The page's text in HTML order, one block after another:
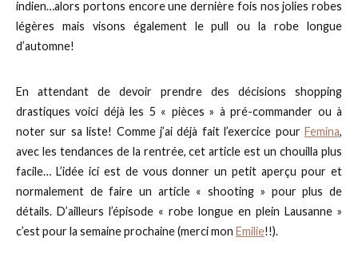
indien…alors portons encore une dernière fois nos jolies robes
légères mais visons également le pull ou la robe longue
d’automne!
En attendant de devoir prendre des décisions shopping
drastiques voici déjà les 5 « pièces » à pré-commander ou à
noter sur sa liste! Comme j’ai déjà fait l’exercice pour Femina,
avec les tendances de la rentrée, cet article est un chouilla plus
facile… L’idée ici est de vous donner un petit aperçu pour et
normalement de faire un article « shooting » pour plus de
détails. D’ailleurs l’épisode « robe longue en plein Lausanne »
c’est pour la semaine prochaine (merci mon Emilie!!).